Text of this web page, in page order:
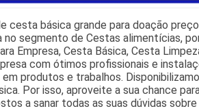
cesta básica grande para doação
segmento de Cestas alimentícias,
Empresa, Cesta Básica, Cesta
com ótimos profissionais e
produtos e trabalhos.
Por isso, aproveite a sua chance
a sanar todas as suas dúvidas